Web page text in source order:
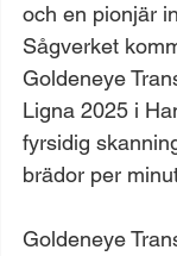
och en pionjär
Sågverket
Goldeneye
Ligna 2025 i
fyrsidig
brädor per
Goldeneye